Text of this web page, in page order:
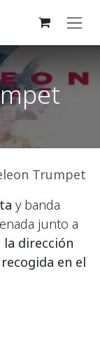
Trumpet
y banda
junto a
la dirección
en el